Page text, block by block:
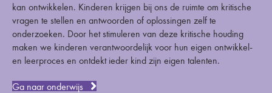
kan ontwikkelen. Kinderen krijgen bij ons de ruimte om kritische
vragen te stellen en antwoorden of oplossingen zelf te
onderzoeken. Door het stimuleren van deze kritische houding
maken we kinderen verantwoordelijk voor hun eigen ontwikkel-
en leerproces en ontdekt ieder kind zijn eigen talenten.
Ga naar onderwijs